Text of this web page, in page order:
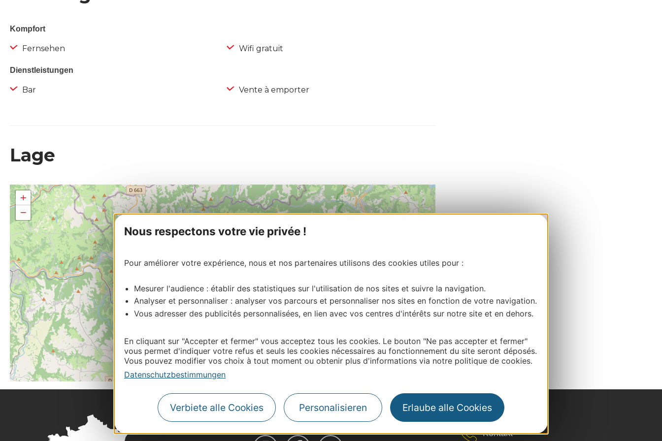
Nous respectons votre vie privée !
Pour améliorer votre expérience, nous et nos partenaires utilisons des cookies utiles pour :
Mesurer l'audience : établir des statistiques sur l'utilisation de nos sites et suivre la navigation.
Analyser et personnaliser : analyser vos parcours et personnaliser nos sites en fonction de votre navigation.
Vous adresser des publicités personnalisées, en lien avec vos centres d'intérêts sur notre site et en dehors.
En cliquant sur "Accepter et fermer" vous acceptez tous les cookies. Le bouton "Ne pas accepter et fermer"
vous permet d'indiquer votre refus et seuls les cookies nécessaires au fonctionnement du site seront déposés.
Vous pouvez modifier vos choix à tout moment ou obtenir plus d'informations via notre politique de cookies.
Datenschutzbestimmungen
Verbiete alle Cookies Personalisieren Erlaube alle Cookies
Kompfort
Fernsehen Wifi gratuit
Dienstleistungen
Bar Vente à emporter
Lage
+
−
Kontakt